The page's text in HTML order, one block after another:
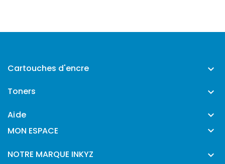
Cartouches d'encre 
Toners 
Aide 
MON ESPACE 
NOTRE MARQUE INKYZ 